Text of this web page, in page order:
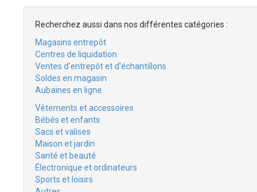
Recherchez aussi dans nos différentes catégories :
Magasins entrepôt
Centres de liquidation
Ventes d'entrepôt et d'échantillons
Soldes en magasin
Aubaines en ligne
Vêtements et accessoires
Bébés et enfants
Sacs et valises
Maison et jardin
Santé et beauté
Électronique et ordinateurs
Sports et loisirs